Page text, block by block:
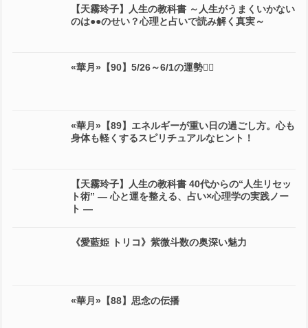
【天霧玲子】人生の教科書 ～人生がうまくいかない
のは●●のせい？心理と占いで読み解く真実～
«華月»【90】5/26～6/1の運勢🧙‍♂️
«華月»【89】エネルギーが重い日の過ごし方。心も
身体も軽くするスピリチュアルなヒント！
【天霧玲子】人生の教科書 40代からの“人生リセッ
ト術” ― 心と運を整える、占い×心理学の実践ノー
ト ―
《愛藍姫 トリコ》紫微斗数の奥深い魅力
«華月»【88】思念の伝播